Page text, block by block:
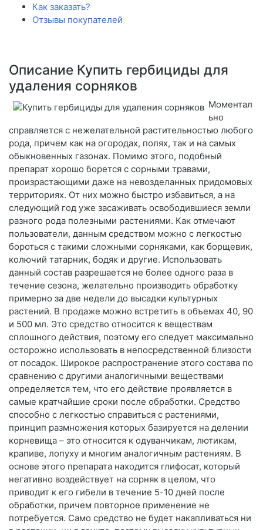
Как заказать?
Отзывы покупателей
Описание Купить гербициды для
удаления сорняков
Моментал
ьно
справляется с нежелательной растительностью любого
рода, причем как на огородах, полях, так и на самых
обыкновенных газонах. Помимо этого, подобный
препарат хорошо борется с сорными травами,
произрастающими даже на невозделанных придомовых
территориях. От них можно быстро избавиться, а на
следующий год уже засаживать освободившиеся земли
разного рода полезными растениями. Как отмечают
пользователи, данным средством можно с легкостью
бороться с такими сложными сорняками, как борщевик,
колючий татарник, бодяк и другие. Использовать
данный состав разрешается не более одного раза в
течение сезона, желательно производить обработку
примерно за две недели до высадки культурных
растений. В продаже можно встретить в объемах 40, 90
и 500 мл. Это средство относится к веществам
сплошного действия, поэтому его следует максимально
осторожно использовать в непосредственной близости
от посадок. Широкое распространение этого состава по
сравнению с другими аналогичными веществами
определяется тем, что его действие проявляется в
самые кратчайшие сроки после обработки. Средство
способно с легкостью справиться с растениями,
принцип размножения которых базируется на делении
корневища – это относится к одуванчикам, лютикам,
крапиве, лопуху и многим аналогичным растениям. В
основе этого препарата находится глифосат, который
негативно воздействует на сорняк в целом, что
приводит к его гибели в течение 5-10 дней после
обработки, причем повторное применение не
потребуется. Само средство не будет накапливаться ни